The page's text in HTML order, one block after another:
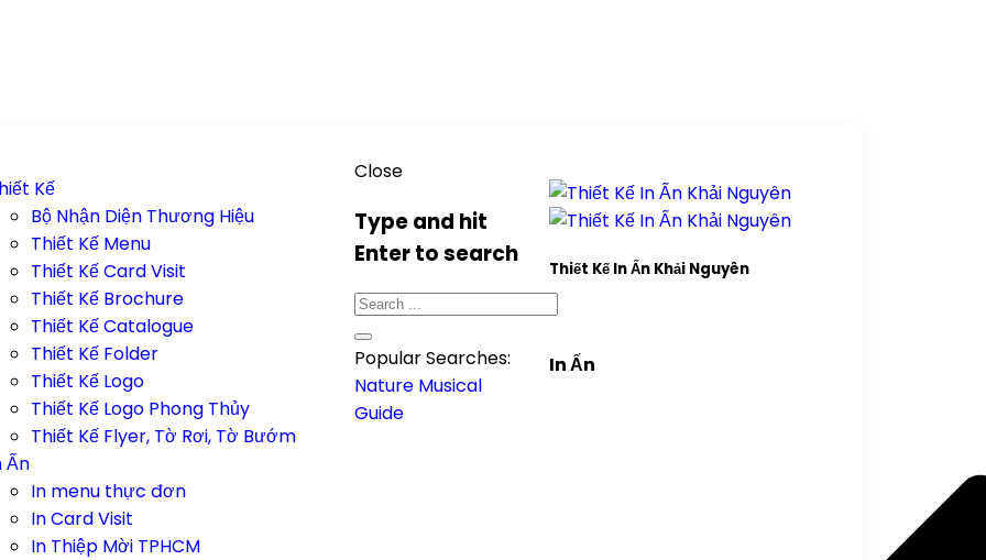
Kế
Bộ Nhận Diện Thương Hiệu
Thiết Kế Menu
Thiết Kế Card Visit
Thiết Kế Brochure
Thiết Kế Catalogue
Thiết Kế Folder
Thiết Kế Logo
Thiết Kế Logo Phong Thủy
Thiết Kế Flyer, Tờ Rơi, Tờ Bướm
Ấn
In menu thực đơn
In Card Visit
In Thiệp Mời TPHCM
Close
Type and hit
Enter to search
Popular Searches:
Nature Musical
Guide
Thiết Kế In Ấn Khải Nguyên
In Ấn